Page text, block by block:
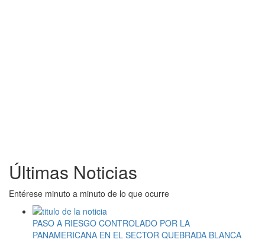
Últimas Noticias
Entérese minuto a minuto de lo que ocurre
PASO A RIESGO CONTROLADO POR LA
PANAMERICANA EN EL SECTOR QUEBRADA BLANCA